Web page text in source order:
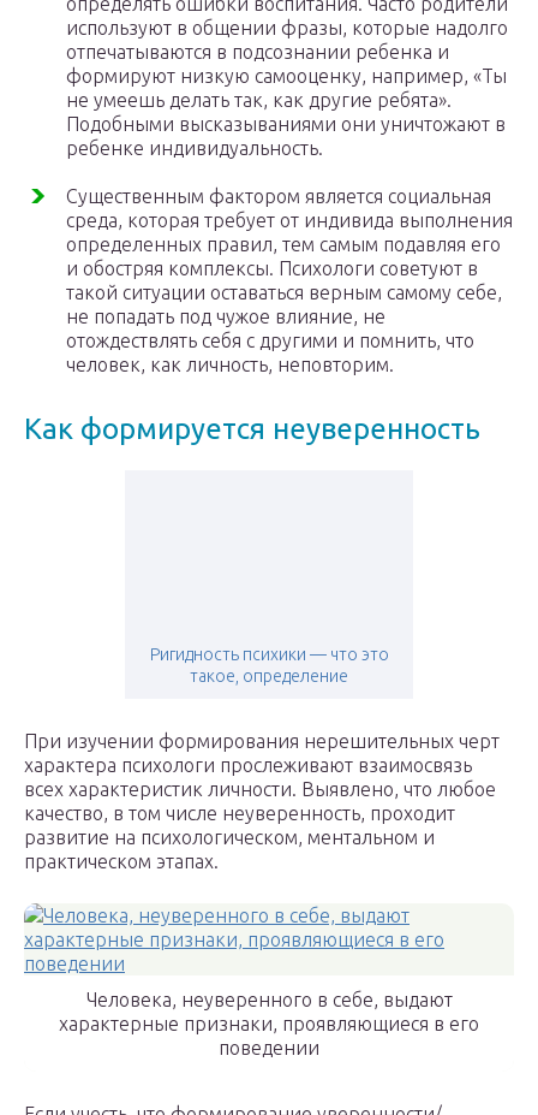
используют в общении фразы, которые надолго
отпечатываются в подсознании ребенка и
формируют низкую самооценку, например, «Ты
не умеешь делать так, как другие ребята».
Подобными высказываниями они уничтожают в
ребенке индивидуальность.
Существенным фактором является социальная
среда, которая требует от индивида выполнения
определенных правил, тем самым подавляя его
и обостряя комплексы. Психологи советуют в
такой ситуации оставаться верным самому себе,
не попадать под чужое влияние, не
отождествлять себя с другими и помнить, что
человек, как личность, неповторим.
Как формируется неуверенность
Ригидность психики — что это
такое, определение
При изучении формирования нерешительных черт
характера психологи прослеживают взаимосвязь
всех характеристик личности. Выявлено, что любое
качество, в том числе неуверенность, проходит
развитие на психологическом, ментальном и
практическом этапах.
Человека, неуверенного в себе, выдают
характерные признаки, проявляющиеся в его
поведении